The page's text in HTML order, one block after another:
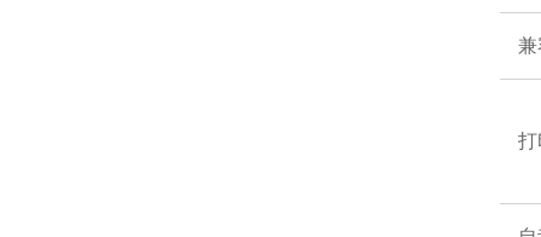
兼
打